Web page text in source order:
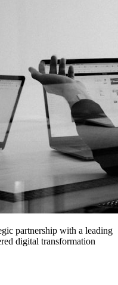
partnership with a leading
digital transformation